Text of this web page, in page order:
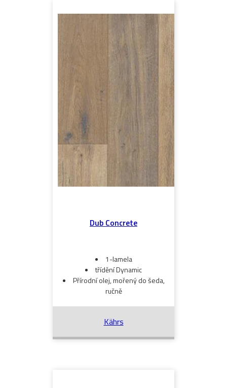
Dub Concrete
1-lamela
třídění Dynamic
Přírodní olej, mořený do šeda,
ručně
Kährs